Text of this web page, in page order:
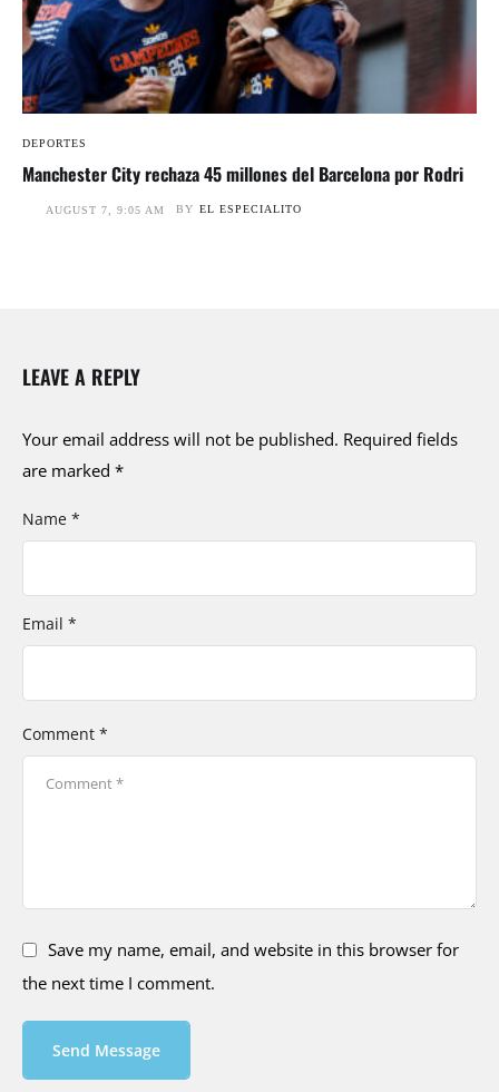
DEPORTES
Manchester City rechaza 45 millones del Barcelona por Rodri
AUGUST 7, 9:05 AM BY EL ESPECIALITO
LEAVE A REPLY
Your email address will not be published. Required fields
are marked *
Comment *
Name *
Email *
Save my name, email, and website in this browser for
the next time I comment.
Send Message